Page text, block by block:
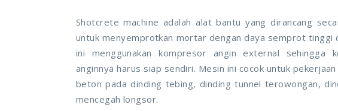
Shotcrete machine adalah alat bantu yang dirancang
untuk menyemprotkan mortar dengan daya semprot tinggi
ini menggunakan kompresor angin external sehingga
anginnya harus siap sendiri. Mesin ini cocok untuk
beton pada dinding tebing, dinding tunnel terowongan,
mencegah longsor.